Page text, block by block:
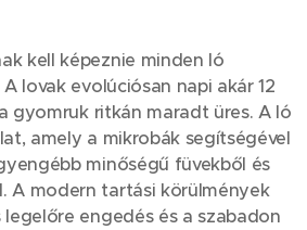
kell képeznie minden ló
lovak evolúciósan napi akár 12
gyomruk ritkán maradt üres. A ló
amely a mikrobák segítségével
minőségű füvekből és
A modern tartási körülmények
engedés és a szabadon